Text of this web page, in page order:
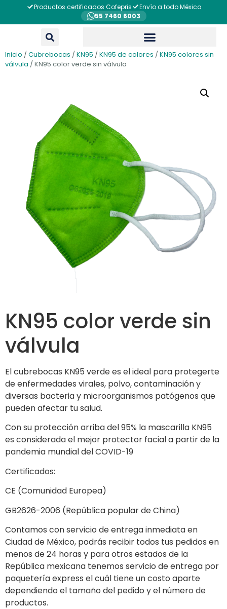
Productos certificados Cofepris
Envío a todo México
55 7460 6003
Inicio /Cubrebocas /KN95 /KN95 de colores /KN95 colores sin
válvula / KN95 color verde sin válvula
KN95 color verde sin
válvula
El cubrebocas KN95 verde es el ideal para protegerte
de enfermedades virales, polvo, contaminación y
diversas bacteria y microorganismos patógenos que
pueden afectar tu salud.
Con su protección arriba del 95% la mascarilla KN95
es considerada el mejor protector facial a partir de la
pandemia mundial del COVID-19
Certificados:
CE (Comunidad Europea)
GB2626-2006 (República popular de China)
Contamos con servicio de entrega inmediata en
Ciudad de México, podrás recibir todos tus pedidos en
menos de 24 horas y para otros estados de la
República mexicana tenemos servicio de entrega por
paquetería express el cuál tiene un costo aparte
dependiendo el tamaño del pedido y el número de
productos.